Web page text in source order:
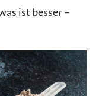
ist besser –